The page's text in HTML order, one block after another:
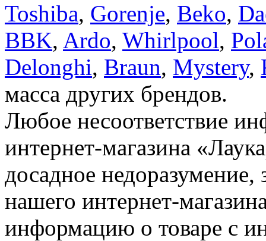
Toshiba, Gorenje, Beko,
BBK, Ardo, Whirlpool,
Delonghi, Braun, Mystery,
масса других брендов.
Любое несоответствие
интернет-магазина
досадное недоразумение,
нашего интернет-
информацию о товаре с